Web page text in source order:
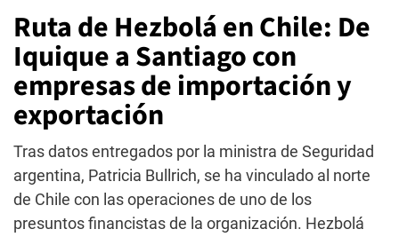
Ruta de Hezbolá en Chile: De
Iquique a Santiago con
empresas de importación y
exportación
Tras datos entregados por la ministra de Seguridad
argentina, Patricia Bullrich, se ha vinculado al norte
de Chile con las operaciones de uno de los
presuntos financistas de la organización. Hezbolá